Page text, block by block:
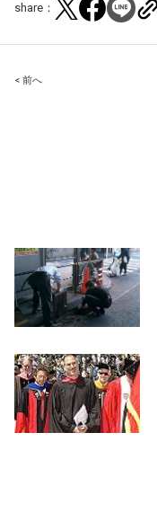
share：
Post
< 前へ